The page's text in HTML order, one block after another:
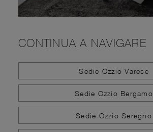
CONTINUA A NAVIGARE
Sedie Ozzio Varese
Sedie Ozzio Bergamo
Sedie Ozzio Seregno